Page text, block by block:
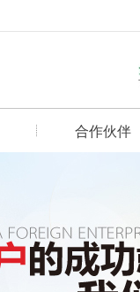
合作伙伴